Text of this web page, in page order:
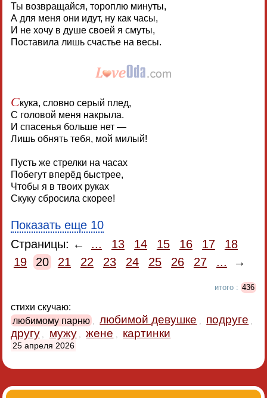
Ты возвращайся, тороплю минуты,
А для меня они идут, ну как часы,
И не хочу в душе своей я смуты,
Поставила лишь счастье на весы.
Скука, словно серый плед,
С головой меня накрыла.
И спасенья больше нет —
Лишь обнять тебя, мой милый!
Пусть же стрелки на часах
Побегут вперёд быстрее,
Чтобы я в твоих руках
Скуку сбросила скорее!
Показать еще 10
Страницы: ←
... 13 14 15 16 17
18
19
20 21 22 23 24 25 26 27 ... →
итого : 436
стихи скучаю:
любимому парню , любимой девушке , подруге ,
другу , мужу , жене , картинки
25 апреля 2026